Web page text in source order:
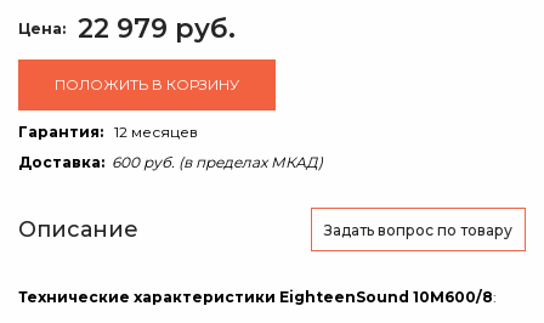
Цена: 22 979 руб.
ПОЛОЖИТЬ В КОРЗИНУ
Гарантия: 12 месяцев
Доставка: 600 руб. (в пределах МКАД)
Описание Задать вопрос по товару
Технические характеристики EighteenSound 10M600/8: